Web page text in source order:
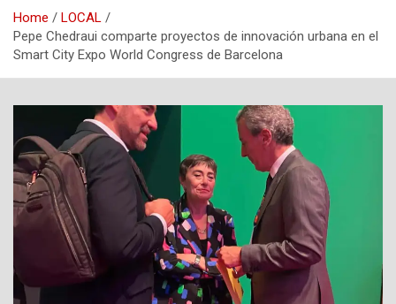
Home
LOCAL
Pepe Chedraui comparte proyectos de innovación urbana en el
Smart City Expo World Congress de Barcelona